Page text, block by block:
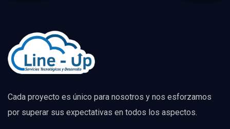
Cada proyecto es único para nosotros y nos esforzamos
por superar sus expectativas en todos los aspectos.